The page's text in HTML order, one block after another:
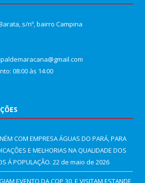
s/nº, bairro Campina
08:00 às 14:00
COM EMPRESA ÁGUAS DO PARÁ, PARA
E MELHORIAS NA QUALIDADE DOS
Á POPULAÇÃO. 22 de maio de 2026
EVENTO DA COP 30, E VISITAM ESTANDE